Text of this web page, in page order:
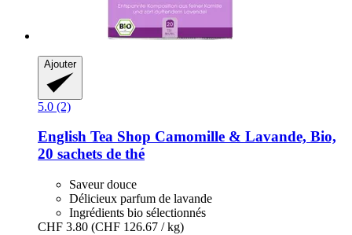
Ajouter
5.0 (2)
English Tea Shop Camomille & Lavande, Bio,
20 sachets de thé
Saveur douce
Délicieux parfum de lavande
Ingrédients bio sélectionnés
CHF 3.80 (CHF 126.67 / kg)